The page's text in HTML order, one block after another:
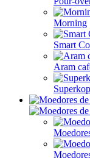
Morning
Smart
Aram
Superkop